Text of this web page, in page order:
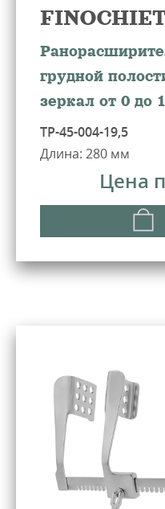
грудной
зеркал от 0 до
ТР-45-004-19,5
Длина: 280 мм
Цена